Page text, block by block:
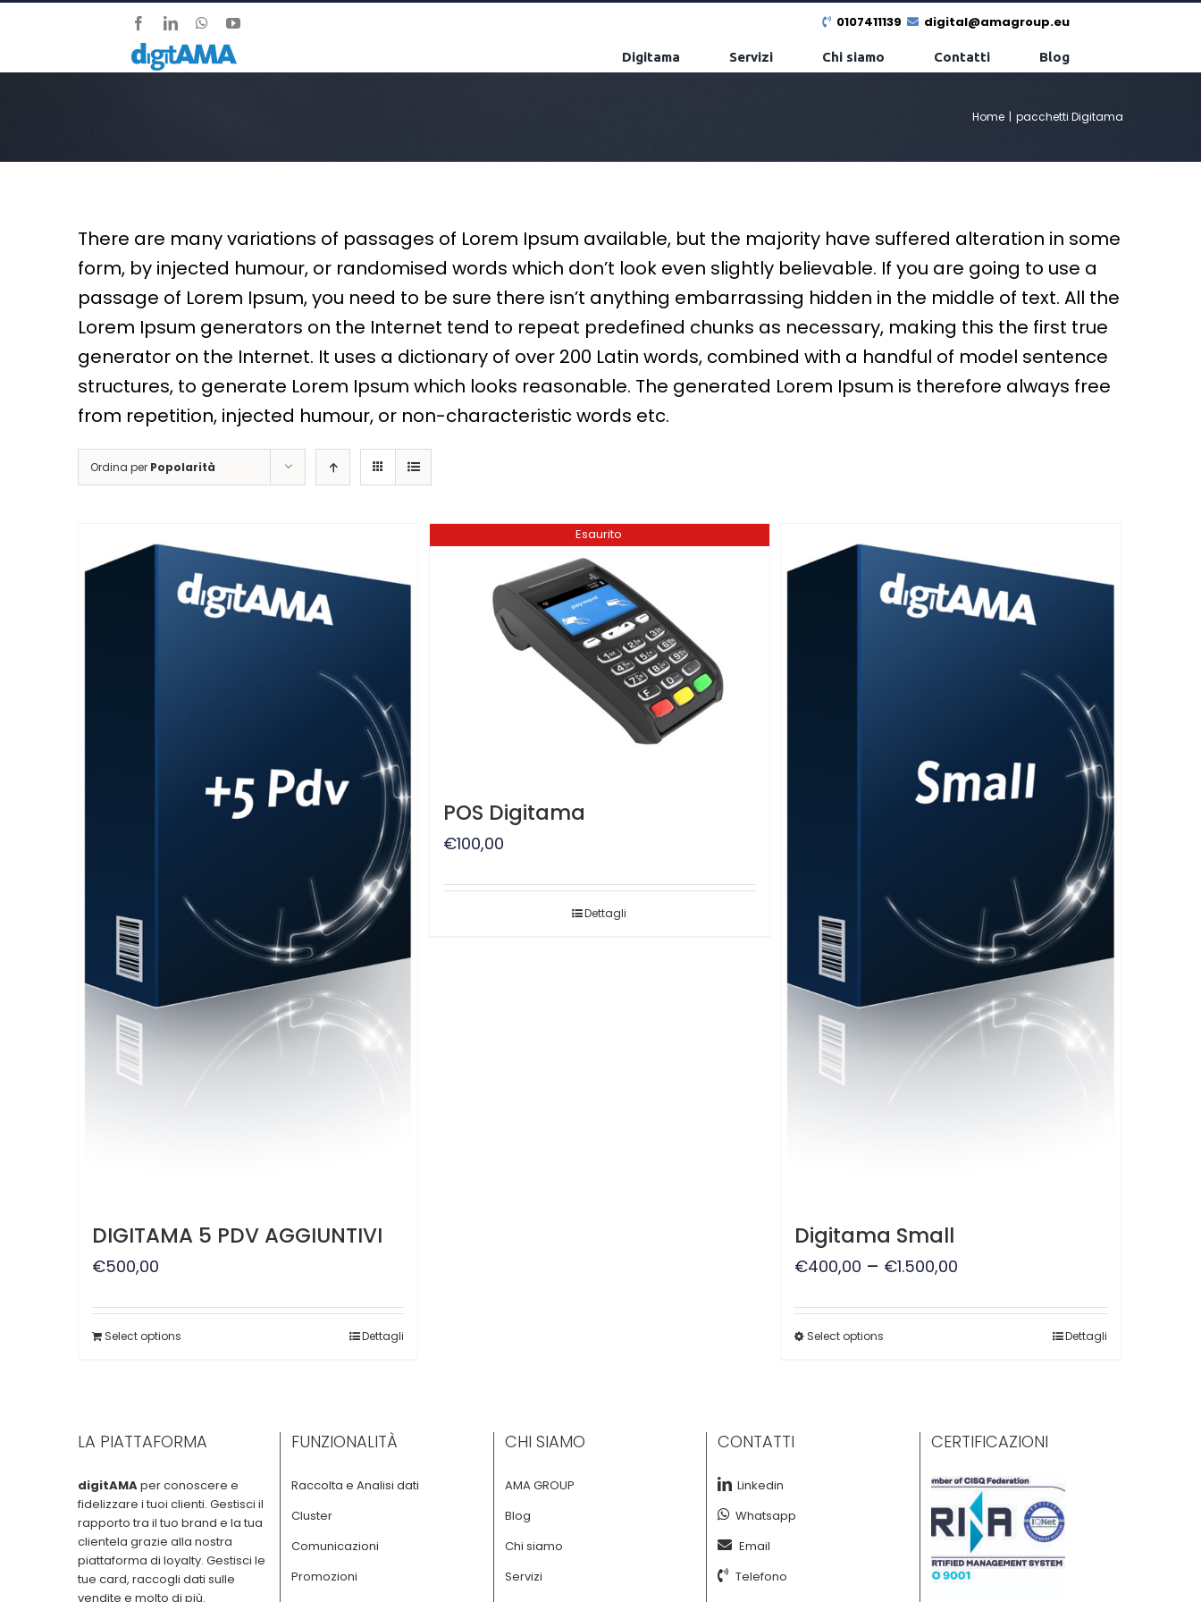
contenuto
FacebookLinkedInWhatsAppYouTube 0107411139 digital@amagroup.eu
Digitama Servizi Chi siamo Contatti Blog
Home | pacchetti Digitama
There are many variations of passages of Lorem Ipsum available, but the majority have suffered alteration in some
form, by injected humour, or randomised words which don’t look even slightly believable. If you are going to use a
passage of Lorem Ipsum, you need to be sure there isn’t anything embarrassing hidden in the middle of text. All the
Lorem Ipsum generators on the Internet tend to repeat predefined chunks as necessary, making this the first true
generator on the Internet. It uses a dictionary of over 200 Latin words, combined with a handful of model sentence
structures, to generate Lorem Ipsum which looks reasonable. The generated Lorem Ipsum is therefore always free
from repetition, injected humour, or non-characteristic words etc.
Ordina per Popolarità
DIGITAMA 5 PDV AGGIUNTIVI
€500,00
Select options Dettagli
Esaurito
POS Digitama
€100,00
Dettagli
Digitama Small
€400,00 – €1.500,00
Select options Dettagli
LA PIATTAFORMA
digitAMAper conoscere e
fidelizzare i tuoi clienti. Gestisci il
rapporto tra il tuo brand e la tua
clientela grazie alla nostra
piattaforma di loyalty. Gestisci le
tue card, raccogli dati sulle
vendite e molto di più.
FUNZIONALITÀ
Raccolta e Analisi dati
Cluster
Comunicazioni
Promozioni
CHI SIAMO
AMA GROUP
Blog
Chi siamo
Servizi
CONTATTI
Linkedin
Whatsapp
Email
Telefono
CERTIFICAZIONI